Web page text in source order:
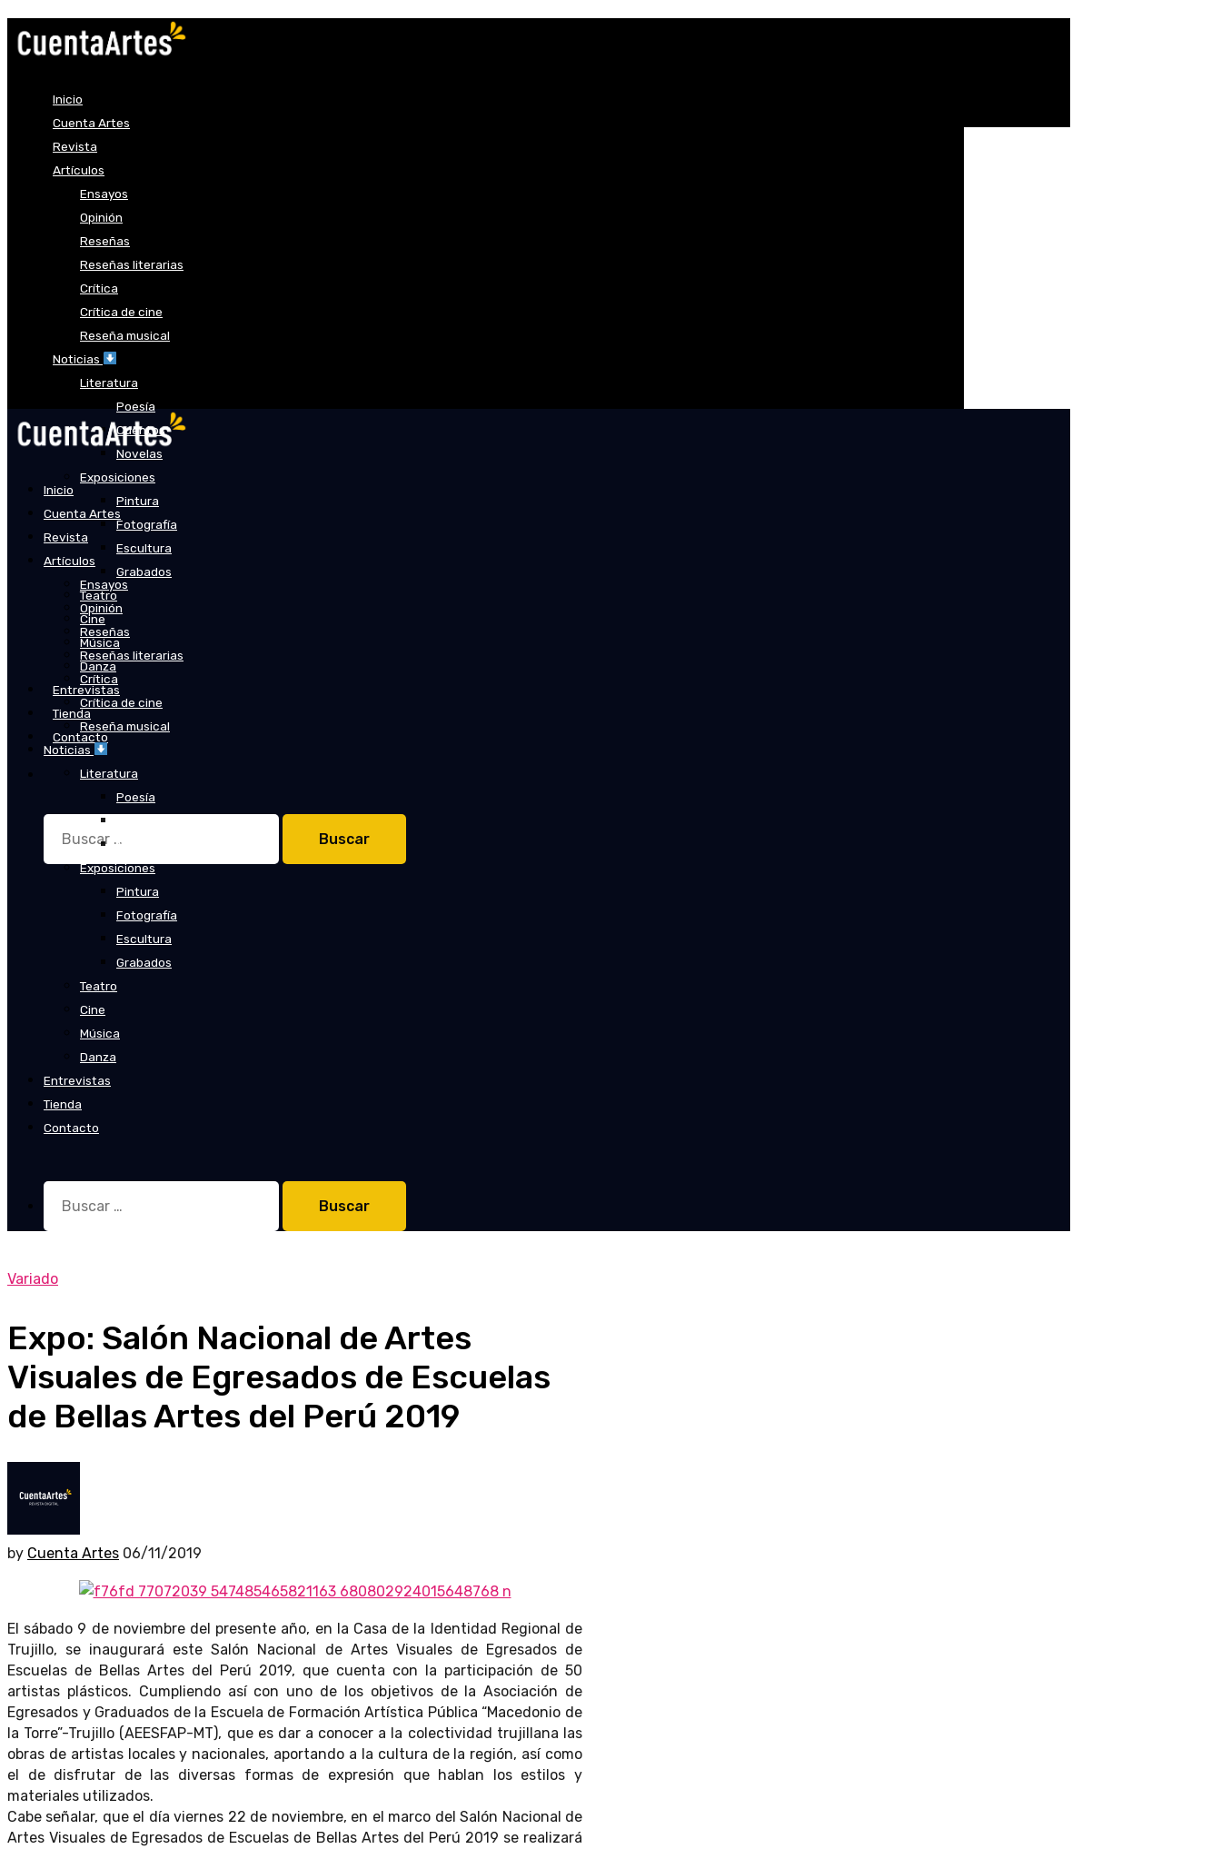
Inicio
Cuenta Artes
Revista
Artículos
Ensayos
Opinión
Reseñas
Reseñas literarias
Crítica
Crítica de cine
Reseña musical
Noticias
Literatura
Poesía
Cuentos
Novelas
Exposiciones
Pintura
Fotografía
Escultura
Grabados
Teatro
Cine
Música
Danza
Entrevistas
Tienda
Contacto
Buscar:
Inicio
Cuenta Artes
Revista
Artículos
Ensayos
Opinión
Reseñas
Reseñas literarias
Crítica
Crítica de cine
Reseña musical
Noticias
Literatura
Poesía
Novelas
Exposiciones
Pintura
Fotografía
Escultura
Grabados
Teatro
Cine
Música
Danza
Entrevistas
Tienda
Contacto
Buscar:
Variado
Expo: Salón Nacional de Artes
Visuales de Egresados de Escuelas
de Bellas Artes del Perú 2019
by Cuenta Artes 06/11/2019
El sábado 9 de noviembre del presente año, en la Casa de la Identidad Regional de
Trujillo, se inaugurará este Salón Nacional de Artes Visuales de Egresados de
Escuelas de Bellas Artes del Perú 2019, que cuenta con la participación de 50
artistas plásticos. Cumpliendo así con uno de los objetivos de la Asociación de
Egresados y Graduados de la Escuela de Formación Artística Pública “Macedonio de
la Torre”-Trujillo (AEESFAP-MT), que es dar a conocer a la colectividad trujillana las
obras de artistas locales y nacionales, aportando a la cultura de la región, así como
el de disfrutar de las diversas formas de expresión que hablan los estilos y
materiales utilizados.
Cabe señalar, que el día viernes 22 de noviembre, en el marco del Salón Nacional de
Artes Visuales de Egresados de Escuelas de Bellas Artes del Perú 2019 se realizará